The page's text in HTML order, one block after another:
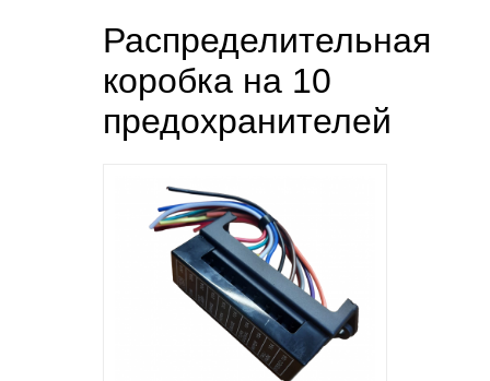
Распределительная
коробка на 10
предохранителей